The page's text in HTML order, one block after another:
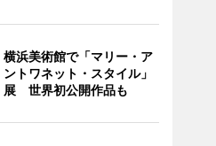
横浜美術館で「マリー・ア
ントワネット・スタイル」
展 世界初公開作品も